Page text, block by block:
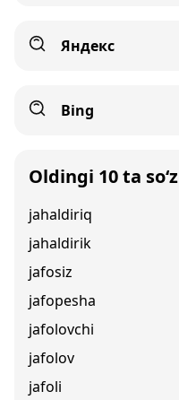
Яндекс
Bing
Oldingi 10 ta so‘z
jahaldiriq
jahaldirik
jafosiz
jafopesha
jafolovchi
jafolov
jafoli